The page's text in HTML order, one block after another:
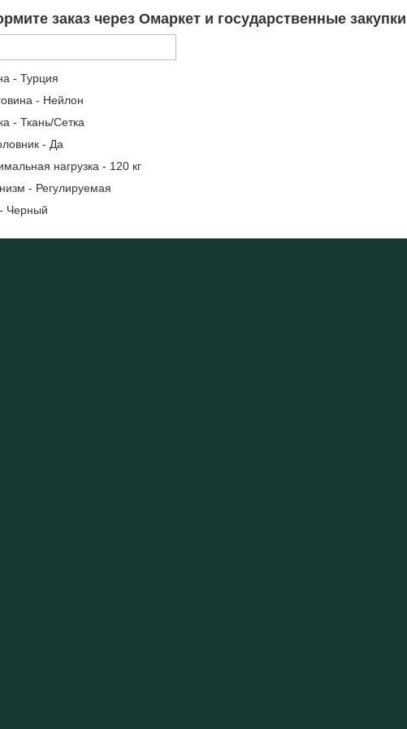
заказ через Омаркет и государственные закупки
- Турция
- Нейлон
- Ткань/Сетка
- Да
нагрузка - 120 кг
- Регулируемая
Черный